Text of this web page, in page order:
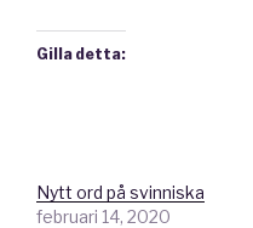
Gilla detta:
Nytt ord på svinniska
februari 14, 2020